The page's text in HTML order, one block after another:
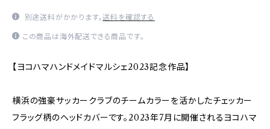
別途送料がかかります。送料を確認する
この商品は海外配送できる商品です。
【ヨコハマハンドメイドマルシェ2023記念作品】
横浜の強豪サッカークラブのチームカラーを活かしたチェッカー
フラッグ柄のヘッドカバーです。2023年7月に開催されるヨコハマ